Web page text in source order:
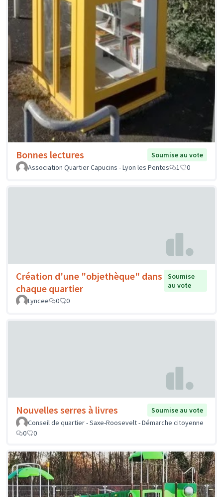
Bonnes lectures
Soumise au vote
Association Quartier Capucins - Lyon les Pentes
1 0
Création d'une "objethèque" dans
chaque quartier
Soumise
au vote
Lyncee
0 0
Nouvelles serres à livres
Soumise au vote
Conseil de quartier - Saxe-Roosevelt - Démarche citoyenne
0
0